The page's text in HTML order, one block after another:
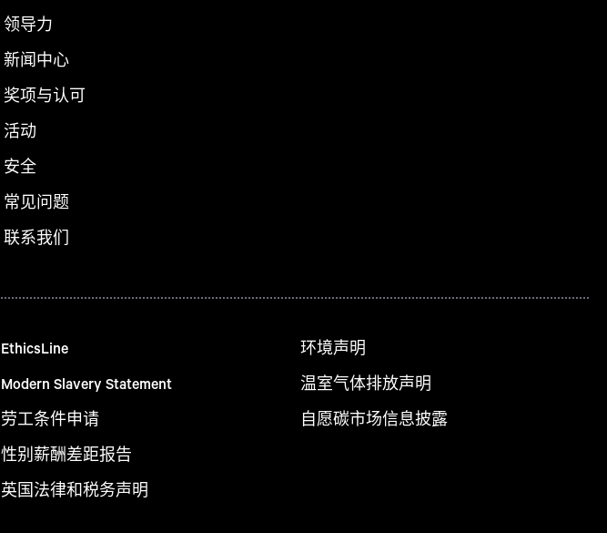
领导力
新闻中心
奖项与认可
活动
安全
常见问题
联系我们
EthicsLine
Modern Slavery Statement
劳工条件申请
性别薪酬差距报告
英国法律和税务声明
环境声明
温室气体排放声明
自愿碳市场信息披露